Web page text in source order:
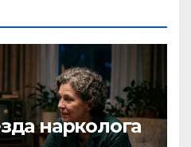
нарколога